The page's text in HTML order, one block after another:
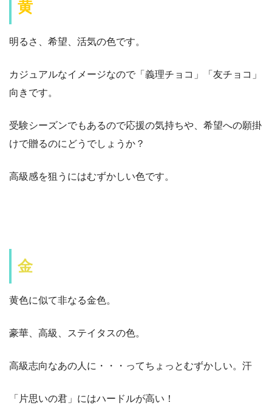
黄
明るさ、希望、活気の色です。
カジュアルなイメージなので「義理チョコ」「友チョコ」
向きです。
受験シーズンでもあるので応援の気持ちや、希望への願掛
けで贈るのにどうでしょうか？
高級感を狙うにはむずかしい色です。
金
黄色に似て非なる金色。
豪華、高級、ステイタスの色。
高級志向なあの人に・・・ってちょっとむずかしい。汗
「片思いの君」にはハードルが高い！